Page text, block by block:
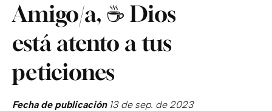
Amigo/a, ☕ Dios
está atento a tus
peticiones
Fecha de publicación13 de sep. de 2023